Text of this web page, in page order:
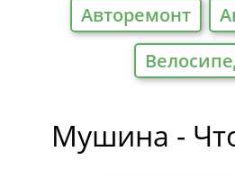
Авторемонт
Мушина -